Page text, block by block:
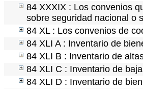
84 XXXIX : Los convenios
sobre seguridad nacional o
84 XL : Los convenios de
84 XLI A : Inventario de
84 XLI B : Inventario de
84 XLI C : Inventario de
84 XLI D : Inventario de